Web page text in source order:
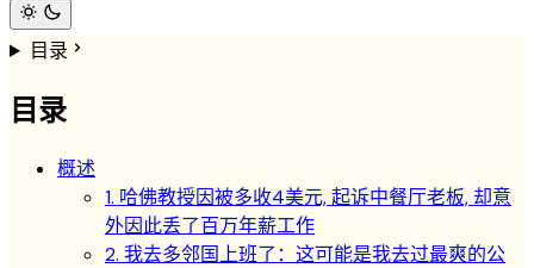
目录
目录
概述
1. 哈佛教授因被多收4美元, 起诉中餐厅老板, 却意
外因此丢了百万年薪工作
2. 我去多邻国上班了：这可能是我去过最爽的公